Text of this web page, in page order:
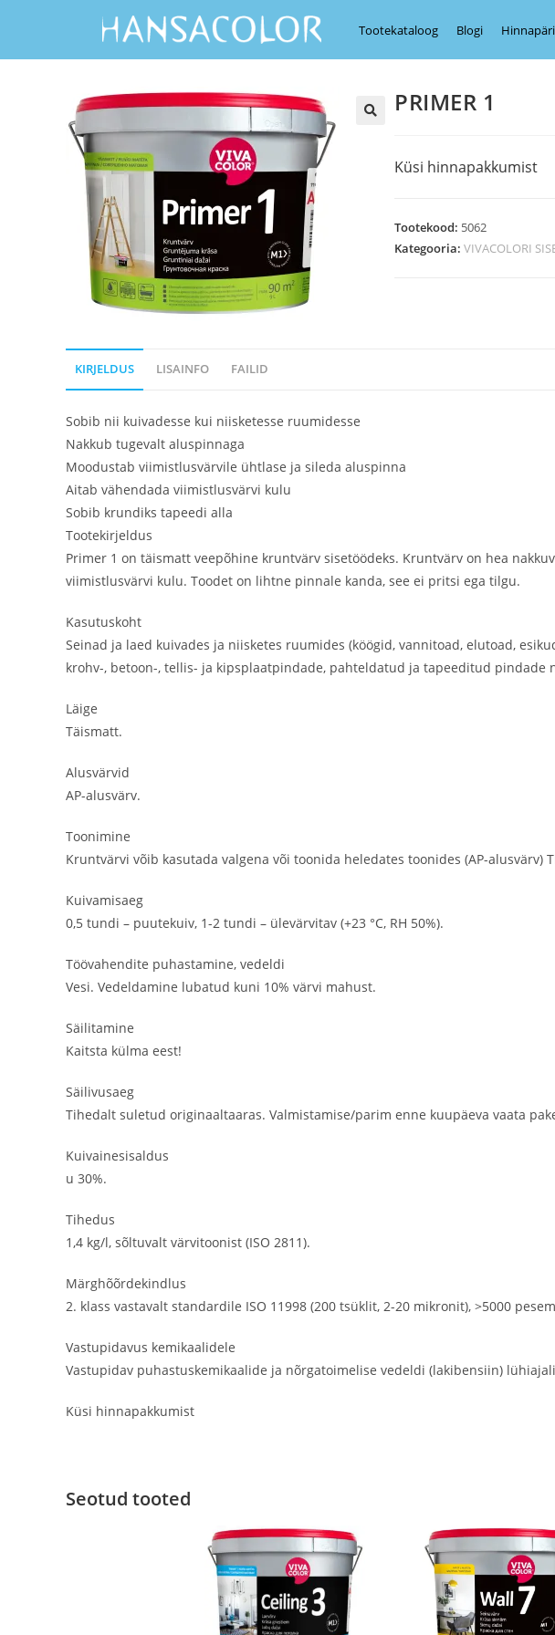
Tootekataloog Blogi
PRIMER 1
Küsi hinnapakkumist
Tootekood: 5062
Kategooria: VIVACOLORI
KIRJELDUS LISAINFO FAILID
Sobib nii kuivadesse kui niisketesse ruumidesse
Nakkub tugevalt aluspinnaga
Moodustab viimistlusvärvile ühtlase ja sileda aluspinna
Aitab vähendada viimistlusvärvi kulu
Sobib krundiks tapeedi alla
Tootekirjeldus
Primer 1 on täismatt veepõhine kruntvärv sisetöödeks. Kruntvärv on hea
viimistlusvärvi kulu. Toodet on lihtne pinnale kanda, see ei pritsi ega tilgu.
Kasutuskoht
Seinad ja laed kuivades ja niisketes ruumides (köögid, vannitoad, elutoad,
krohv-, betoon-, tellis- ja kipsplaatpindade, pahteldatud ja tapeeditud
Läige
Täismatt.
Alusvärvid
AP-alusvärv.
Toonimine
Kruntvärvi võib kasutada valgena või toonida heledates toonides (AP-
Kuivamisaeg
0,5 tundi – puutekuiv, 1-2 tundi – ülevärvitav (+23 °C, RH 50%).
Töövahendite puhastamine, vedeldi
Vesi. Vedeldamine lubatud kuni 10% värvi mahust.
Säilitamine
Kaitsta külma eest!
Säilivusaeg
Tihedalt suletud originaaltaaras. Valmistamise/parim enne kuupäeva vaata
Kuivainesisaldus
u 30%.
Tihedus
1,4 kg/l, sõltuvalt värvitoonist (ISO 2811).
Märghõõrdekindlus
2. klass vastavalt standardile ISO 11998 (200 tsüklit, 2-20 mikronit), >5000
Vastupidavus kemikaalidele
Vastupidav puhastuskemikaalide ja nõrgatoimelise vedeldi (lakibensiin)
Küsi hinnapakkumist
Seotud tooted